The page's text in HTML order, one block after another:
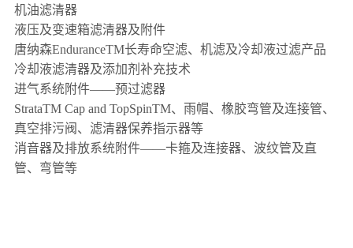
机油滤清器
液压及变速箱滤清器及附件
唐纳森EnduranceTM长寿命空滤、机滤及冷却液过滤产品
冷却液滤清器及添加剂补充技术
进气系统附件——预过滤器
StrataTM Cap and TopSpinTM、雨帽、橡胶弯管及连接管、
真空排污阀、滤清器保养指示器等
消音器及排放系统附件——卡箍及连接器、波纹管及直
管、弯管等